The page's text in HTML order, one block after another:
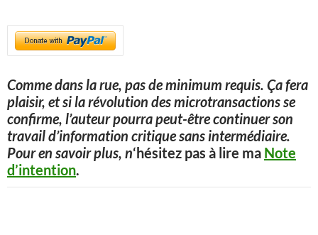
Comme dans la rue, pas de minimum requis. Ça fera
plaisir, et si la révolution des microtransactions se
confirme, l’auteur pourra peut-être continuer son
travail d’information critique sans intermédiaire.
Pour en savoir plus, n‘hésitez pas à lire ma Note
d’intention.